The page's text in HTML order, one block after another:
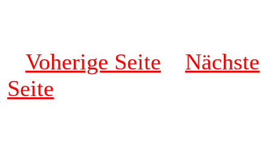
Voherige Seite
Nächste
Seite